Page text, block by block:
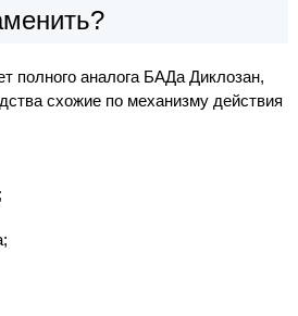
полного аналога БАДа Диклозан,
схожие по механизму действия